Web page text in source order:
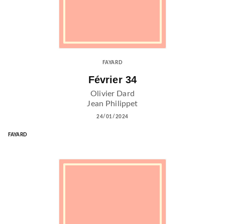
FAYARD
Février 34
Olivier Dard
Jean Philippet
24/01/2024
FAYARD